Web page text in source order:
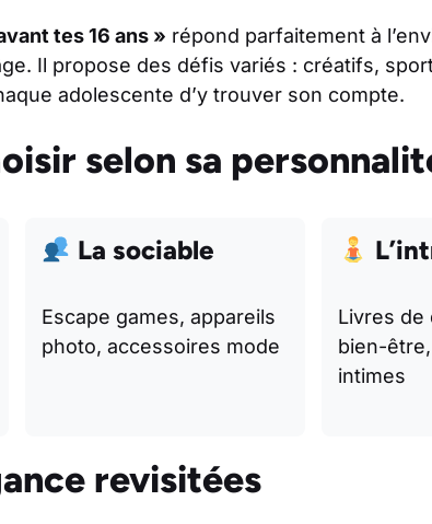
tes 16 ans » répond parfaitement à
Il propose des défis variés : créatifs,
adolescente d’y trouver son compte.
selon sa
La sociable
Escape games, appareils
photo, accessoires mode
Livres de
bien-
intimes
revisitées